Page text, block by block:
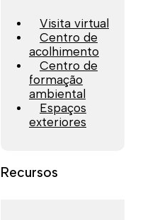
Visita virtual
Centro de
acolhimento
Centro de
formação
ambiental
Espaços
exteriores
Recursos